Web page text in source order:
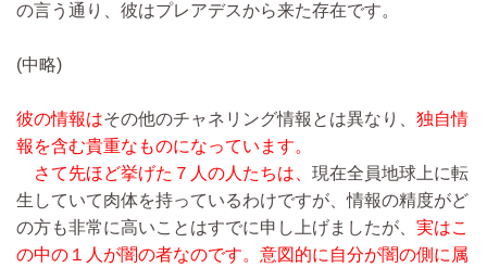
の言う通り、彼はプレアデスから来た存在です。
(中略)
彼の情報はその他のチャネリング情報とは異なり、 独自情
報を含む貴重なものになっています。
さて先ほど挙げた７人の人たちは、 現在全員地球上に転
生していて肉体を持っているわけですが、情報の精度がど
の方も非常に高いことはすでに申し上げましたが、 実はこ
の中の１人が闇の者なのです。意図的に自分が闇の側に属